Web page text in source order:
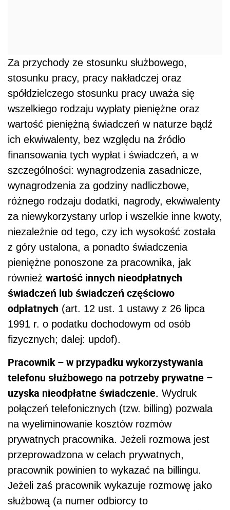
Za przychody ze stosunku służbowego,
stosunku pracy, pracy nakładczej oraz
spółdzielczego stosunku pracy uważa się
wszelkiego rodzaju wypłaty pieniężne oraz
wartość pieniężną świadczeń w naturze bądź
ich ekwiwalenty, bez względu na źródło
finansowania tych wypłat i świadczeń, a w
szczególności: wynagrodzenia zasadnicze,
wynagrodzenia za godziny nadliczbowe,
różnego rodzaju dodatki, nagrody, ekwiwalenty
za niewykorzystany urlop i wszelkie inne kwoty,
niezależnie od tego, czy ich wysokość została
z góry ustalona, a ponadto świadczenia
pieniężne ponoszone za pracownika, jak
również wartość innych nieodpłatnych
świadczeń lub świadczeń częściowo
odpłatnych (art. 12 ust. 1 ustawy z 26 lipca
1991 r. o podatku dochodowym od osób
fizycznych; dalej: updof).
Pracownik – w przypadku wykorzystywania
telefonu służbowego na potrzeby prywatne –
uzyska nieodpłatne świadczenie. Wydruk
połączeń telefonicznych (tzw. billing) pozwala
na wyeliminowanie kosztów rozmów
prywatnych pracownika. Jeżeli rozmowa jest
przeprowadzona w celach prywatnych,
pracownik powinien to wykazać na billingu.
Jeżeli zaś pracownik wykazuje rozmowę jako
służbową (a numer odbiorcy to